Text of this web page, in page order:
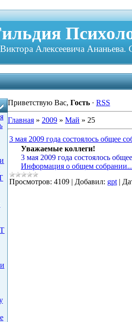
Алексеевича
Приветствую Вас, Гость· RSS
Главная» 2009 » Май » 25
3 мая 2009 года состоялось общее
Уважаемые коллеги!
3 мая 2009 года состоялось
Информация о общем собрании...
Просмотров: 4109 | Добавил: gpt |